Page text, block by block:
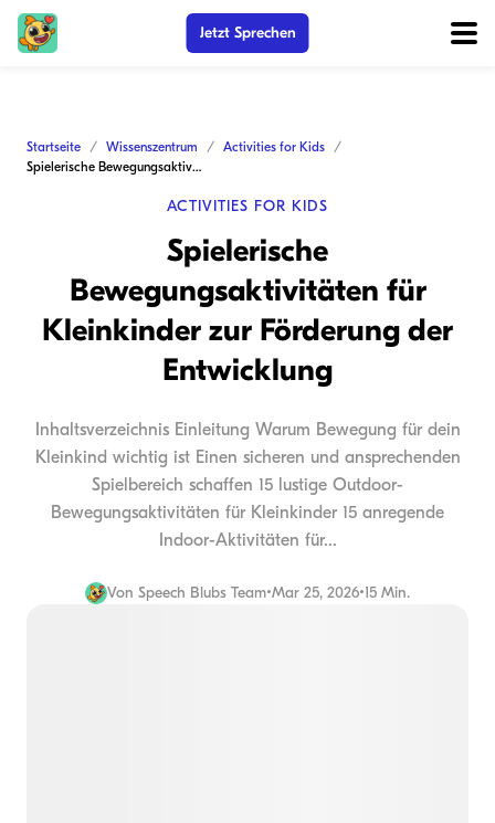
Jetzt Sprechen
Startseite Wissenszentrum
Activities for Kids
Spielerische Bewegungsaktivitäten für Kleinkinder zur Förderung der Entwicklung
ACTIVITIES FOR KIDS
Spielerische
Bewegungsaktivitäten für
Kleinkinder zur Förderung der
Entwicklung
Inhaltsverzeichnis Einleitung Warum Bewegung für dein
Kleinkind wichtig ist Einen sicheren und ansprechenden
Spielbereich schaffen 15 lustige Outdoor-
Bewegungsaktivitäten für Kleinkinder 15 anregende
Indoor-Aktivitäten für...
Von Speech Blubs Team•Mar 25, 2026•15 Min.